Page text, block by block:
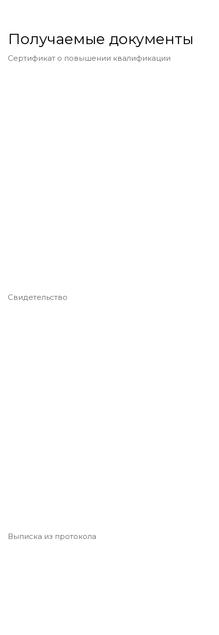
Получаемые документы
Сертификат о повышении квалификации
Свидетельство
Выписка из протокола